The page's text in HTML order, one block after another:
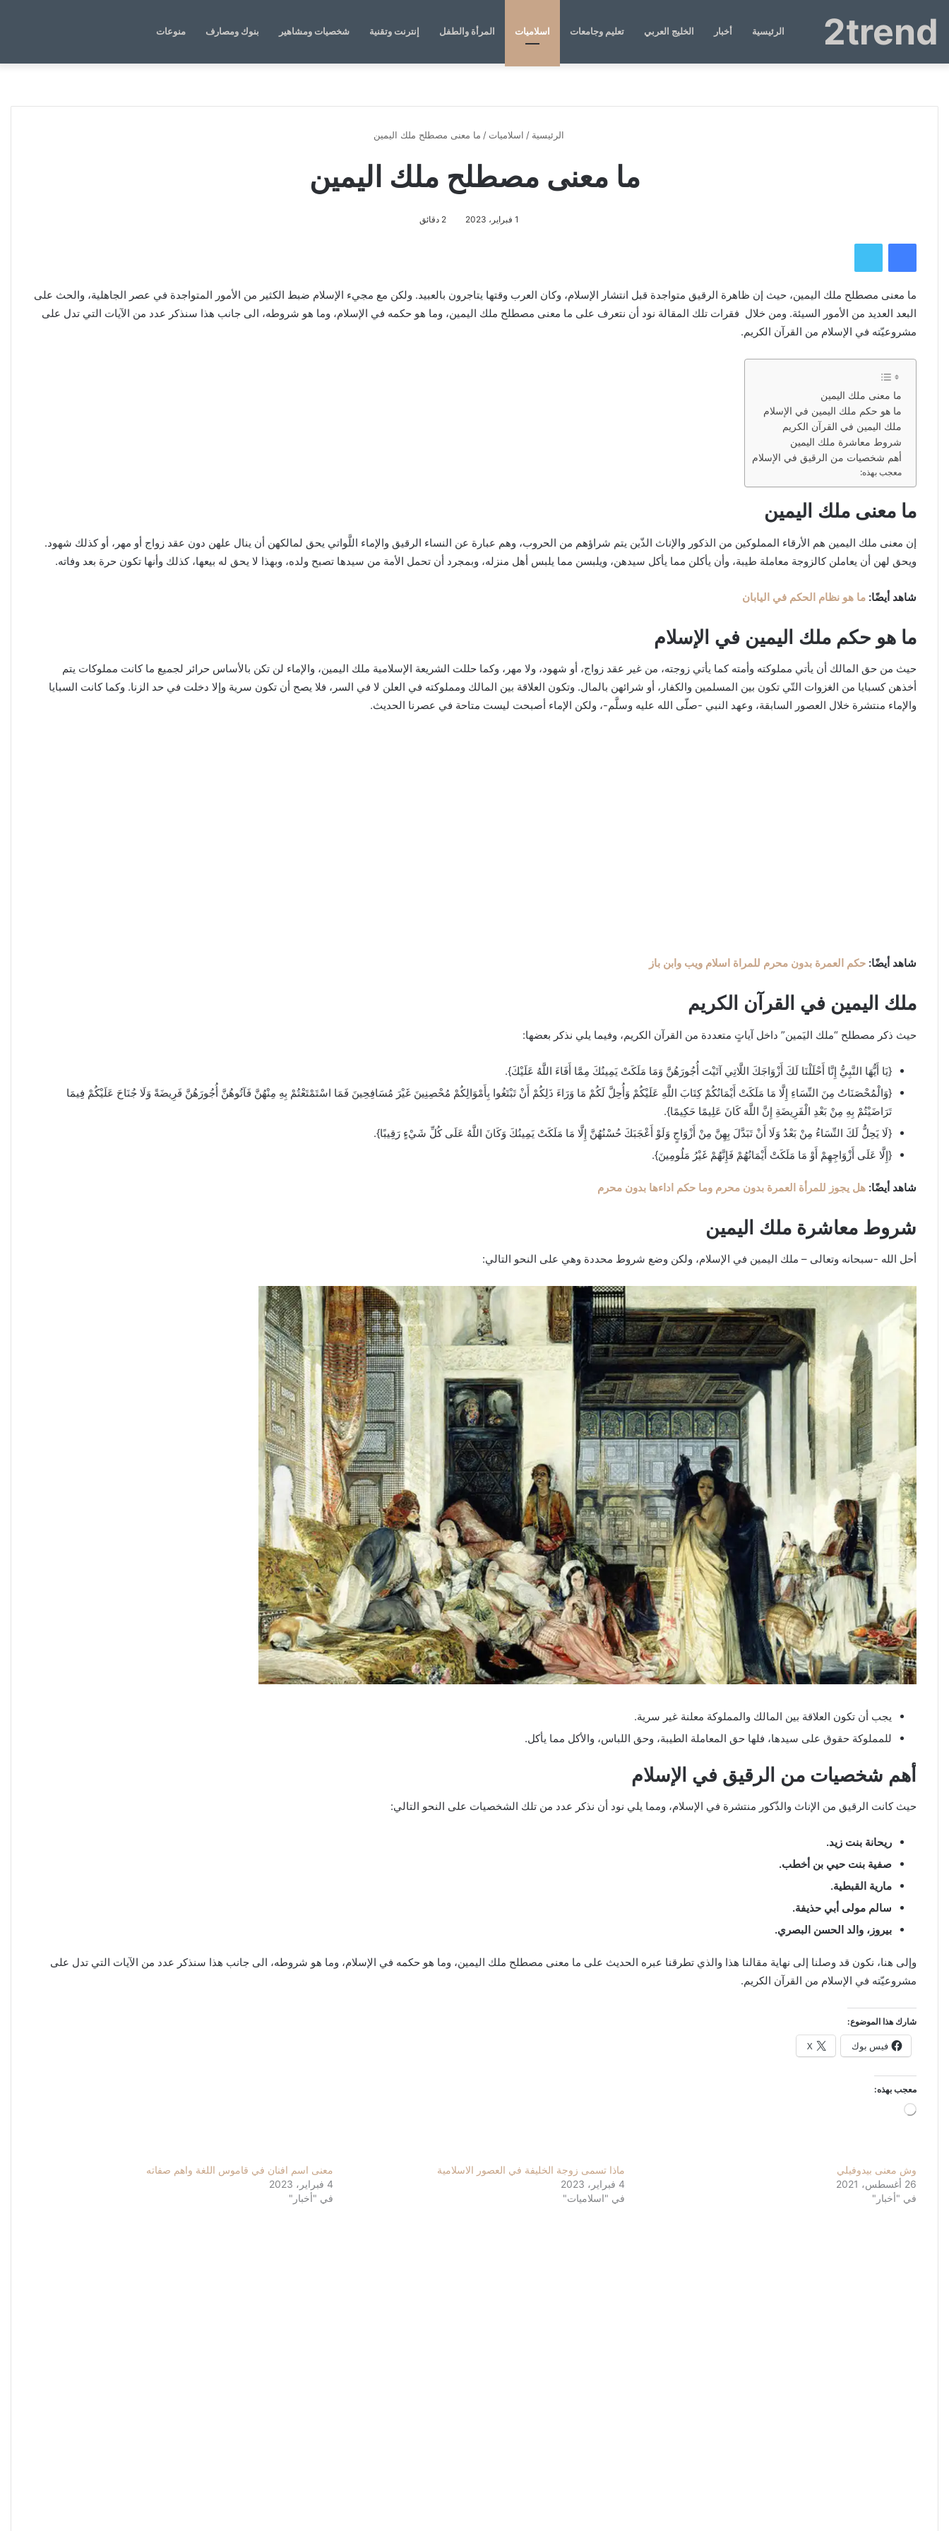
2trend الرئيسية أخبار الخليج العربي تعليم وجامعات اسلاميات المرأة والطفل إنترنت وتقنية شخصيات ومشاهير بنوك ومصارف منوعات
الرئيسية / اسلاميات / ما معنى مصطلح ملك اليمين
ما معنى مصطلح ملك اليمين
1 فبراير، 2023
فيسبوك تويتر
ما معنى مصطلح ملك اليمين، حيث إن ظاهرة الرقيق متواجدة قبل انتشار الإسلام، وكان العرب وقتها يتاجرون بالعبيد. ولكن مع مجيء الإسلام ضبط الكثير من الأمور المتواجدة في عصر الجاهلية، والحث على
البعد العديد من الأمور السيئة. ومن خلال فقرات تلك المقالة نود أن نتعرف على ما معنى مصطلح ملك اليمين، وما هو حكمه في الإسلام، وما هو شروطه، الى جانب هذا سنذكر عدد من الآيات التي تدل على
مشروعيّته في الإسلام من القرآن الكريم.
ما معنى ملك اليمين
ما هو حكم ملك اليمين في الإسلام
ملك اليمين في القرآن الكريم
شروط معاشرة ملك اليمين
أهم شخصيات من الرقيق في الإسلام
معجب بهذه:
ما معنى ملك اليمين
إن معنى ملك اليمين هم الأرقاء المملوكين من الذكور والإناث الذّين يتم شراؤهم من الحروب، وهم عبارة عن النساء الرقيق والإماء اللَّواتي يحق لمالكهن أن ينال علهن دون عقد زواج أو مهر، أو كذلك شهود.
ويحق لهن أن يعاملن كالزوجة معاملة طيبة، وأن يأكلن مما يأكل سيدهن، ويلبسن مما يلبس أهل منزله، وبمجرد أن تحمل الأمة من سيدها تصبح ولده، وبهذا لا يحق له بيعها، كذلك وأنها تكون حرة بعد وفاته.
شاهد أيضًا: ما هو نظام الحكم في اليابان
ما هو حكم ملك اليمين في الإسلام
حيث من حق المالك أن يأتي مملوكته وأمته كما يأتي زوجته، من غير عقد زواج، أو شهود، ولا مهر، وكما حللت الشريعة الإسلامية ملك اليمين، والإماء لن تكن بالأساس حرائر لجميع ما كانت مملوكات يتم
أخذهن كسبايا من الغزوات التّي تكون بين المسلمين والكفار، أو شرائهن بالمال. وتكون العلاقة بين المالك ومملوكته في العلن لا في السر، فلا يصح أن تكون سرية وإلا دخلت في حد الزنا. وكما كانت السبايا
والإماء منتشرة خلال العصور السابقة، وعهد النبي -صلّى الله عليه وسلَّم-، ولكن الإماء أصبحت ليست متاحة في عصرنا الحديث.
شاهد أيضًا: حكم العمرة بدون محرم للمراة اسلام ويب وابن باز
ملك اليمين في القرآن الكريم
حيث ذكر مصطلح “ملك اليَمين” داخل آياتٍ متعددة من القرآن الكريم، وفيما يلي نذكر بعضها:
{يَا أَيُّهَا النَّبِيُّ إِنَّا أَحْلَلْنَا لَكَ أَزْوَاجَكَ اللَّاتِي آتَيْتَ أُجُورَهُنَّ وَمَا مَلَكَتْ يَمِينُكَ مِمَّا أَفَاءَ اللَّهُ عَلَيْكَ}.
{وَالْمُحْصَنَاتُ مِنَ النِّسَاءِ إِلَّا مَا مَلَكَتْ أَيْمَانُكُمْ كِتَابَ اللَّهِ عَلَيْكُمْ وَأُحِلَّ لَكُمْ مَا وَرَاءَ ذَلِكُمْ أَنْ تَبْتَغُوا بِأَمْوَالِكُمْ مُحْصِنِينَ غَيْرَ مُسَافِحِينَ فَمَا اسْتَمْتَعْتُمْ بِهِ مِنْهُنَّ فَآتُوهُنَّ أُجُورَهُنَّ فَرِيضَةً وَلَا جُنَاحَ عَلَيْكُمْ فِيمَا
تَرَاضَيْتُمْ بِهِ مِنْ بَعْدِ الْفَرِيضَةِ إِنَّ اللَّهَ كَانَ عَلِيمًا حَكِيمًا}.
{لَا يَحِلُّ لَكَ النِّسَاءُ مِنْ بَعْدُ وَلَا أَنْ تَبَدَّلَ بِهِنَّ مِنْ أَزْوَاجٍ وَلَوْ أَعْجَبَكَ حُسْنُهُنَّ إِلَّا مَا مَلَكَتْ يَمِينُكَ وَكَانَ اللَّهُ عَلَى كُلِّ شَيْءٍ رَقِيبًا}.
{إِلَّا عَلَى أَزْوَاجِهِمْ أَوْ مَا مَلَكَتْ أَيْمَانُهُمْ فَإِنَّهُمْ غَيْرُ مَلُومِينَ}.
شاهد أيضًا: هل يجوز للمرأة العمرة بدون محرم وما حكم اداءها بدون محرم
شروط معاشرة ملك اليمين
أحل الله -سبحانه وتعالى – ملك اليمين في الإسلام، ولكن وضع شروط محددة وهي على النحو التالي:
يجب أن تكون العلاقة بين المالك والمملوكة معلنة غير سرية.
للمملوكة حقوق على سيدها، فلها حق المعاملة الطيبة، وحق اللباس، والأكل مما يأكل.
أهم شخصيات من الرقيق في الإسلام
حيث كانت الرقيق من الإناث والذّكور منتشرة في الإسلام، ومما يلي نود أن نذكر عدد من تلك الشخصيات على النحو التالي:
ريحانة بنت زيد.
صفية بنت حيي بن أخطب.
مارية القبطية.
سالم مولى أبي حذيفة.
بيروز، والد الحسن البصري.
وإلى هنا، نكون قد وصلنا إلى نهاية مقالنا هذا والذي تطرقنا عبره الحديث على ما معنى مصطلح ملك اليمين، وما هو حكمه في الإسلام، وما هو شروطه، الى جانب هذا سنذكر عدد من الآيات التي تدل على
مشروعيّته في الإسلام من القرآن الكريم.
شارك هذا الموضوع:
فيس بوك X
معجب بهذه:
جاري
وش معنى بيدوفيلي
26 أغسطس، 2021
في "أخبار"
ماذا تسمى زوجة الخليفة في العصور الاسلامية
4 فبراير، 2023
في "اسلاميات"
معنى اسم افنان في قاموس اللغة واهم صفاته
4 فبراير، 2023
في "أخبار"